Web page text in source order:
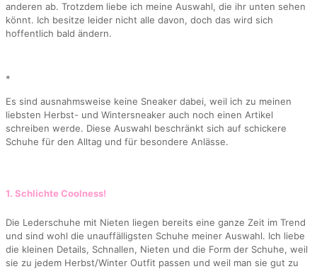
anderen ab. Trotzdem liebe ich meine Auswahl, die ihr unten sehen
könnt. Ich besitze leider nicht alle davon, doch das wird sich
hoffentlich bald ändern.
*
Es sind ausnahmsweise keine Sneaker dabei, weil ich zu meinen
liebsten Herbst- und Wintersneaker auch noch einen Artikel
schreiben werde. Diese Auswahl beschränkt sich auf schickere
Schuhe für den Alltag und für besondere Anlässe.
1. Schlichte Coolness!
Die Lederschuhe mit Nieten liegen bereits eine ganze Zeit im Trend
und sind wohl die unauffälligsten Schuhe meiner Auswahl. Ich liebe
die kleinen Details, Schnallen, Nieten und die Form der Schuhe, weil
sie zu jedem Herbst/Winter Outfit passen und weil man sie gut zu